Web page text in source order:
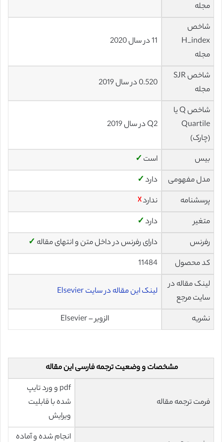
مجله
شاخص
H_index
مجله
11 در سال 2020
شاخص SJR
مجله
0.520 در سال 2019
شاخص Q یا
Quartile
(چارک)
Q2 در سال 2019
بیس است ✓
مدل مفهومی
دارد✓
پرسشنامه
ندارد☓
متغیر
دارد✓
رفرنس
دارای رفرنس در داخل متن و انتهای مقاله ✓
کد محصول
11484
لینک مقاله در
سایت مرجع
لینک این مقاله در سایت Elsevier
نشریه الزویر – Elsevier
مشخصات و وضعیت ترجمه فارسی این مقاله
فرمت ترجمه مقاله
pdf و ورد تایپ
شده با قابلیت
ویرایش
انجام شده و آماده